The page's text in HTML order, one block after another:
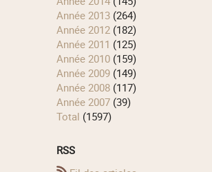
année 2013(264)
année 2012(182)
année 2011 (125)
année 2010(159)
année 2009(149)
année 2008(117)
année 2007(39)
total (1597)
RSS